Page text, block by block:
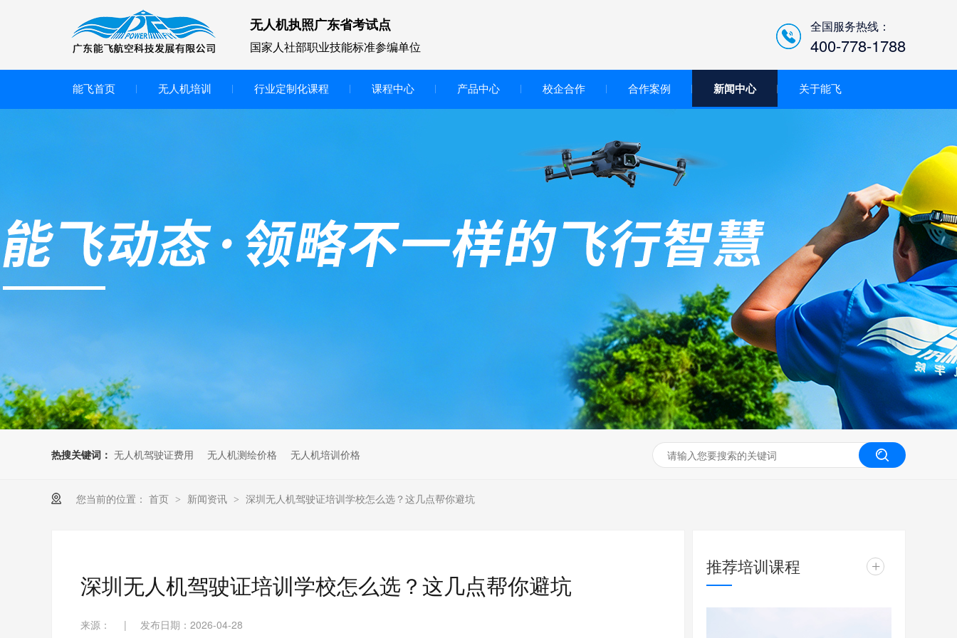
无人机执照广东省考试点
国家人社部职业技能标准参编单位
全国服务热线：
400-778-1788
能飞首页 无人机培训 行业定制化课程 课程中心 产品中心
智慧交互显示大屏
无人机基础飞行模拟仿真教学
装
无人机考培基地工具
无人机考试评测系统
多旋翼无人机组装专用配件套
垂直起降固定翼装调实训教学
无人机套装
无人机工程创新实训
校企合作 合作案例 新闻中心 关于能飞
热搜关键词： 无人机驾驶证费用 无人机测绘价格 无人机培训价格
您当前的位置： 首页 > 新闻资讯 > 深圳无人机驾驶证培训学校怎么选？这几点帮你避坑
深圳无人机驾驶证培训学校怎么选？这几点帮你避坑
来源： | 发布日期：2026-04-28
推荐培训课程 +